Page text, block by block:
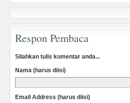
Respon Pembaca
Silahkan tulis komentar anda...
Nama (harus diisi)
Email Address (harus diisi)